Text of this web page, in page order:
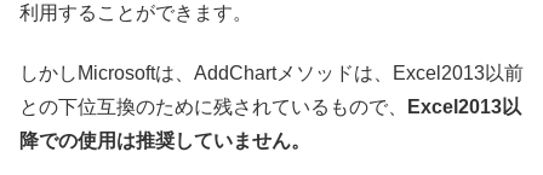
利用することができます。
しかしMicrosoftは、AddChartメソッドは、Excel2013以前
との下位互換のために残されているもので、
Excel2013以
降での使用は推奨していません。